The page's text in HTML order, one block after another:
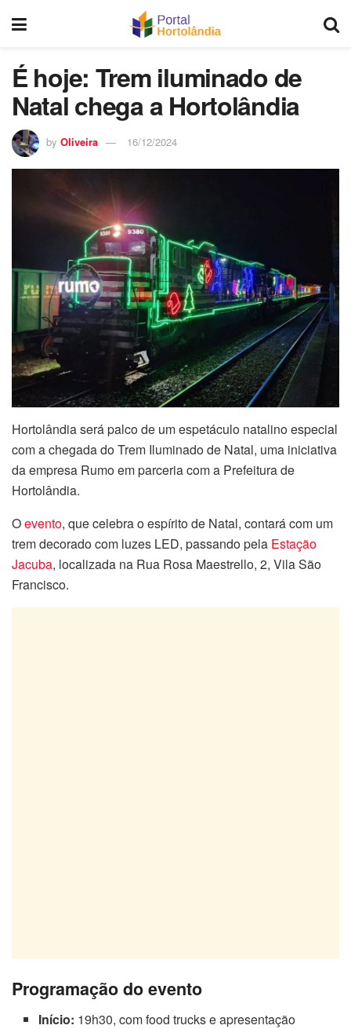
É hoje: Trem iluminado de
Natal chega a Hortolândia
by Oliveira 16/12/2024
Hortolândia será palco de um espetáculo natalino especial
com a chegada do Trem Iluminado de Natal, uma iniciativa
da empresa Rumo em parceria com a Prefeitura de
Hortolândia.
Oevento, que celebra o espírito de Natal, contará com um
trem decorado com luzes LED, passando pela Estação
Jacuba, localizada na Rua Rosa Maestrello, 2, Vila São
Francisco.
Programação do evento
Início: 19h30, com food trucks e apresentação